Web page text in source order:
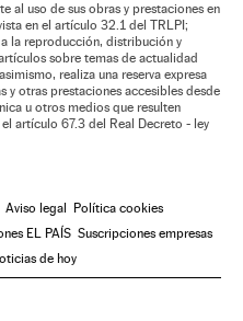
al uso de sus obras y prestaciones en
en el artículo 32.1 del TRLPI;
la reproducción, distribución y
sobre temas de actualidad
realiza una reserva expresa
y otras prestaciones accesibles desde
u otros medios que resulten
artículo 67.3 del Real Decreto - ley
Aviso legal
Política cookies
EL PAÍS Suscripciones empresas
de hoy